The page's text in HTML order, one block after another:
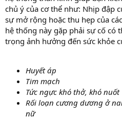
chủ ý của cơ thể như: Nhịp đập
sự mở rộng hoặc thu hẹp của
hệ thống này gặp phải sự cố có
trọng ảnh hưởng đến sức khỏe
Huyết áp
Tim mạch
Tức ngực khó thở, khó nuốt
Rối loạn cương dương ở
nữ